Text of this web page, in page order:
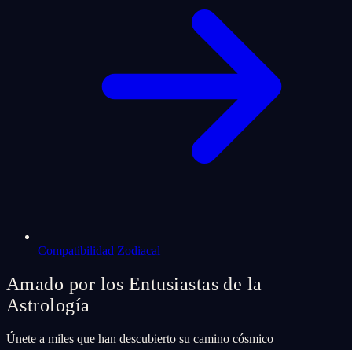
Compatibilidad Zodiacal
Amado por los Entusiastas de la
Astrología
Únete a miles que han descubierto su camino cósmico